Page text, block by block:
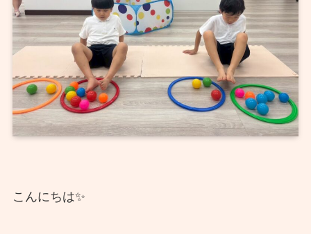
こんにちは✨